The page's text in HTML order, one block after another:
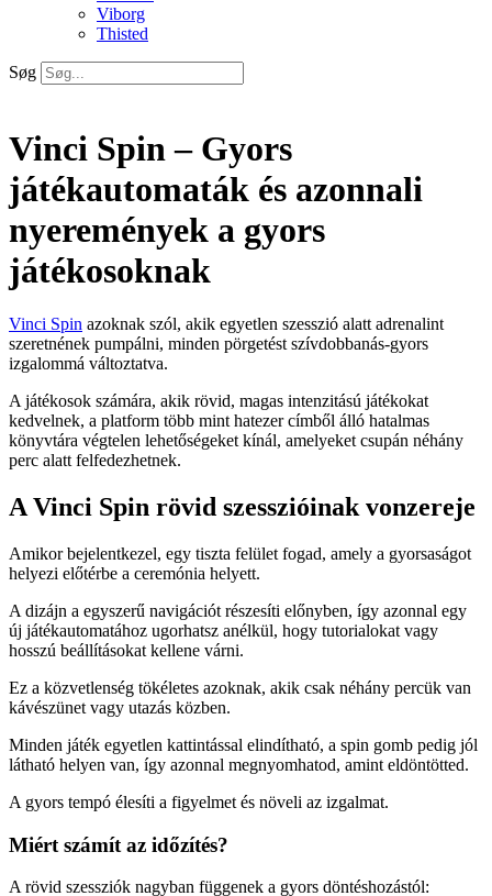
Viborg
Thisted
Søg
Vinci Spin – Gyors
játékautomaták és azonnali
nyeremények a gyors
játékosoknak
Vinci Spin azoknak szól, akik egyetlen szesszió alatt adrenalint
szeretnének pumpálni, minden pörgetést szívdobbanás‑gyors
izgalommá változtatva.
A játékosok számára, akik rövid, magas intenzitású játékokat
kedvelnek, a platform több mint hatezer címből álló hatalmas
könyvtára végtelen lehetőségeket kínál, amelyeket csupán néhány
perc alatt felfedezhetnek.
A Vinci Spin rövid szesszióinak vonzereje
Amikor bejelentkezel, egy tiszta felület fogad, amely a gyorsaságot
helyezi előtérbe a ceremónia helyett.
A dizájn a egyszerű navigációt részesíti előnyben, így azonnal egy
új játékautomatához ugorhatsz anélkül, hogy tutorialokat vagy
hosszú beállításokat kellene várni.
Ez a közvetlenség tökéletes azoknak, akik csak néhány percük van
kávészünet vagy utazás közben.
Minden játék egyetlen kattintással elindítható, a spin gomb pedig jól
látható helyen van, így azonnal megnyomhatod, amint eldöntötted.
A gyors tempó élesíti a figyelmet és növeli az izgalmat.
Miért számít az időzítés?
A rövid szessziók nagyban függenek a gyors döntéshozástól: